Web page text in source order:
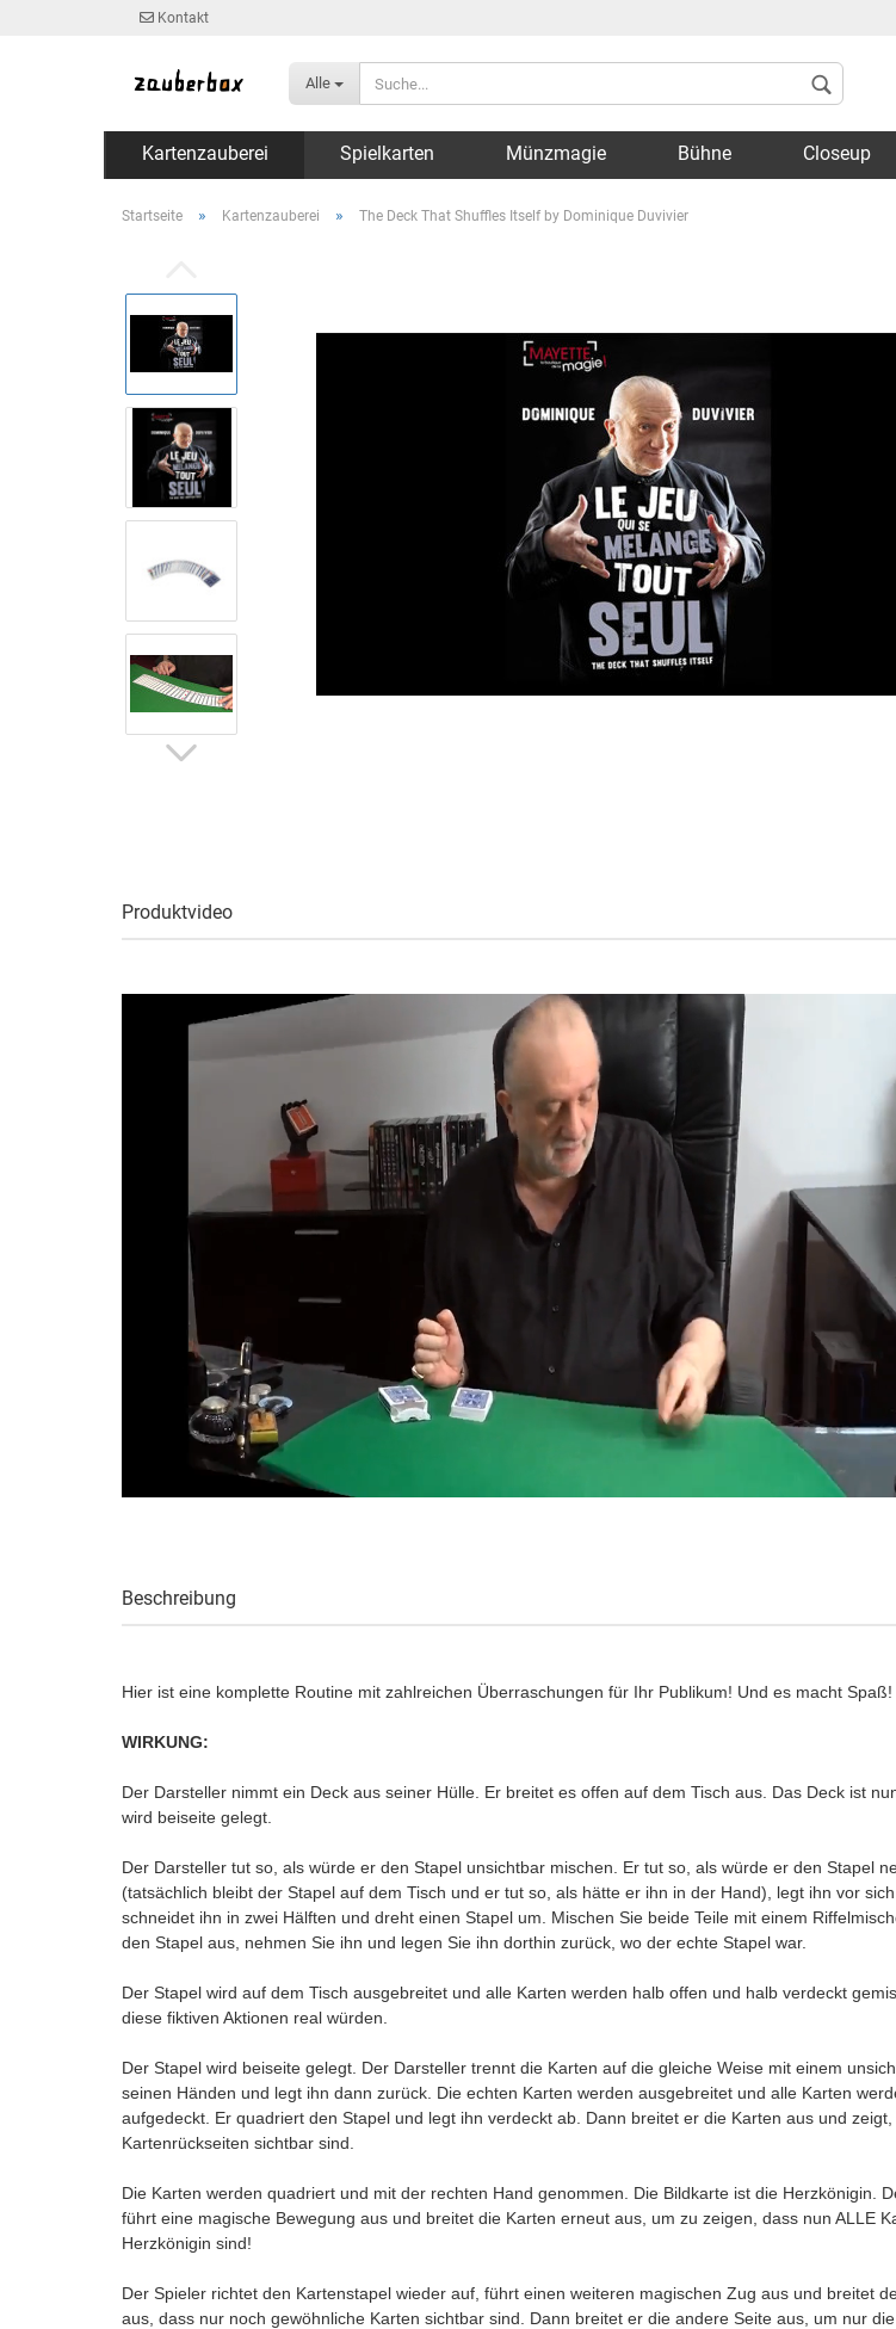
Kontakt
Alle
Kartenzauberei Spielkarten Münzmagie Bühne Closeup
Startseite » Kartenzauberei » The Deck That Shuffles Itself by Dominique Duvivier
Produktvideo
Beschreibung
Hier ist eine komplette Routine mit zahlreichen Überraschungen für Ihr Publikum! Und es macht
WIRKUNG:
Der Darsteller nimmt ein Deck aus seiner Hülle. Er breitet es offen auf dem Tisch aus. Das Deck ist
wird beiseite gelegt.
Der Darsteller tut so, als würde er den Stapel unsichtbar mischen. Er tut so, als würde er den Stapel
(tatsächlich bleibt der Stapel auf dem Tisch und er tut so, als hätte er ihn in der Hand), legt ihn vor sich
schneidet ihn in zwei Hälften und dreht einen Stapel um. Mischen Sie beide Teile mit einem
den Stapel aus, nehmen Sie ihn und legen Sie ihn dorthin zurück, wo der echte Stapel war.
Der Stapel wird auf dem Tisch ausgebreitet und alle Karten werden halb offen und halb verdeckt
diese fiktiven Aktionen real würden.
Der Stapel wird beiseite gelegt. Der Darsteller trennt die Karten auf die gleiche Weise mit einem
seinen Händen und legt ihn dann zurück. Die echten Karten werden ausgebreitet und alle Karten
aufgedeckt. Er quadriert den Stapel und legt ihn verdeckt ab. Dann breitet er die Karten aus und
Kartenrückseiten sichtbar sind.
Die Karten werden quadriert und mit der rechten Hand genommen. Die Bildkarte ist die Herzkönigin.
führt eine magische Bewegung aus und breitet die Karten erneut aus, um zu zeigen, dass nun ALLE
Herzkönigin sind!
Der Spieler richtet den Kartenstapel wieder auf, führt einen weiteren magischen Zug aus und breitet
aus, dass nur noch gewöhnliche Karten sichtbar sind. Dann breitet er die andere Seite aus, um nur